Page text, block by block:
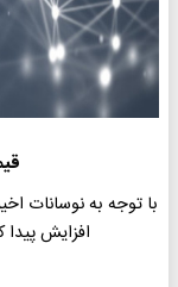
با توجه به نوسانات
افزایش